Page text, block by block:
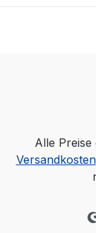
Alle
Versandkosten